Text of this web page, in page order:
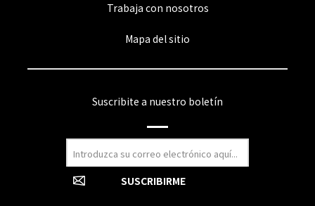
Trabaja con nosotros
Mapa del sitio
Suscribite a nuestro boletín